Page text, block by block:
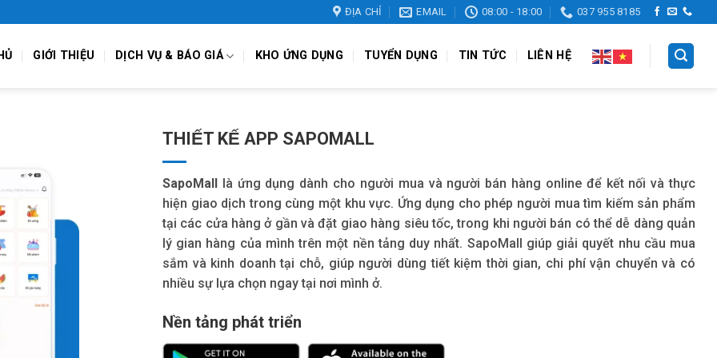
ĐỊA CHỈ EMAIL 08:00 - 18:00 037 955 8185
GIỚI THIỆU DỊCH VỤ & BÁO GIÁ KHO ỨNG DỤNG TUYỂN DỤNG TIN TỨC LIÊN HỆ
THIẾT KẾ APP SAPOMALL
SapoMall là ứng dụng dành cho người mua và người bán hàng online để kết nối và thực
hiện giao dịch trong cùng một khu vực. Ứng dụng cho phép người mua tìm kiếm sản phẩm
tại các cửa hàng ở gần và đặt giao hàng siêu tốc, trong khi người bán có thể dễ dàng quản
lý gian hàng của mình trên một nền tảng duy nhất. SapoMall giúp giải quyết nhu cầu mua
sắm và kinh doanh tại chỗ, giúp người dùng tiết kiệm thời gian, chi phí vận chuyển và có
nhiều sự lựa chọn ngay tại nơi mình ở.
Nền tảng phát triển